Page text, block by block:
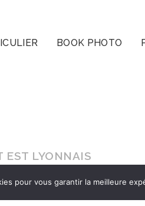
BOOK PHOTO
EST LYONNAIS
le cadeau d’être
pour vous garantir la meilleure